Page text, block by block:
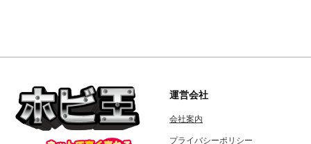
運営会社
会社案内
プライバシーポリシー